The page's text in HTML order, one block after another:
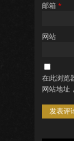
邮箱 *
网站
在此浏览
网站地址